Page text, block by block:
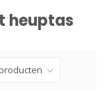
heuptas